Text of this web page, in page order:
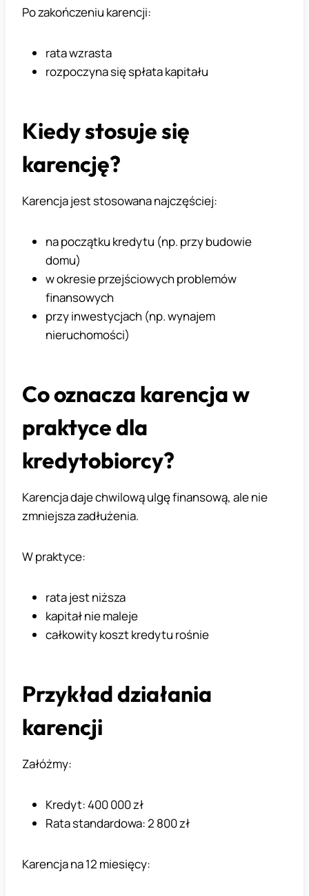
Po zakończeniu karencji:
rata wzrasta
rozpoczyna się spłata kapitału
Kiedy stosuje się
karencję?
Karencja jest stosowana najczęściej:
na początku kredytu (np. przy budowie
domu)
w okresie przejściowych problemów
finansowych
przy inwestycjach (np. wynajem
nieruchomości)
Co oznacza karencja w
praktyce dla
kredytobiorcy?
Karencja daje chwilową ulgę finansową, ale nie
zmniejsza zadłużenia.
W praktyce:
rata jest niższa
kapitał nie maleje
całkowity koszt kredytu rośnie
Przykład działania
karencji
Załóżmy:
Kredyt: 400 000 zł
Rata standardowa: 2 800 zł
Karencja na 12 miesięcy: